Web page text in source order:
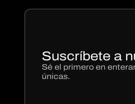
Suscríbete a
Sé el primero en
únicas.